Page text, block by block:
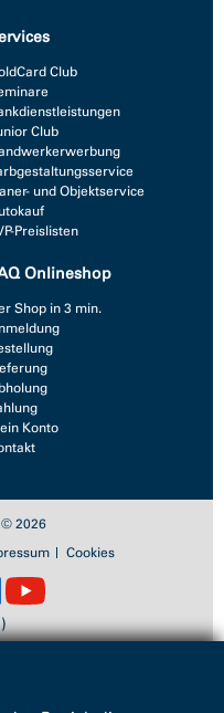
Club
Club
und Objektservice
Preislisten
Onlineshop
Shop in 3 min.
Konto
© 2026
Cookies